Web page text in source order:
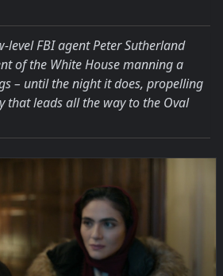
level FBI agent Peter Sutherland
of the White House manning a
– until the night it does, propelling
that leads all the way to the Oval